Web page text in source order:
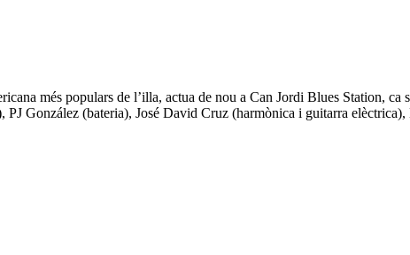
més populars de l’illa, actua de nou a Can Jordi Blues Station,
González (bateria), José David Cruz (harmònica i guitarra